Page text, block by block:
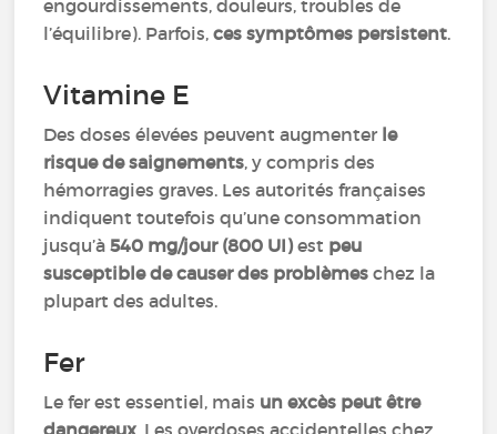
engourdissements, douleurs, troubles de
l’équilibre). Parfois,ces symptômes persistent.
Vitamine E
Des doses élevées peuvent augmenter le
risque de saignements, y compris des
hémorragies graves. Les autorités françaises
indiquent toutefois qu’une consommation
jusqu’à540 mg/jour (800 UI)est peu
susceptible de causer des problèmes chez la
plupart des adultes.
Fer
Le fer est essentiel, mais un excès peut être
dangereux . Les overdoses accidentelles chez